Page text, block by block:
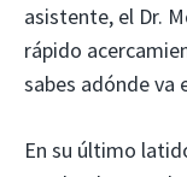
asistente, el Dr.
rápido
sabes adónde va
En su último